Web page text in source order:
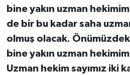
bine yakın uzman
de bir bu kadar saha
olmuş olacak.
bine yakın uzman
Uzman hekim sayımız iki